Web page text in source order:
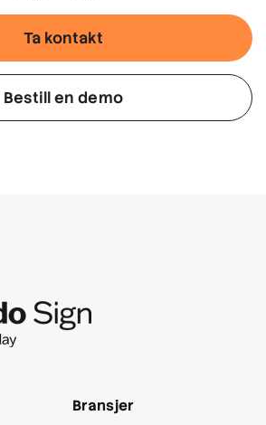
Ta kontakt
Bestill en demo
Bransjer